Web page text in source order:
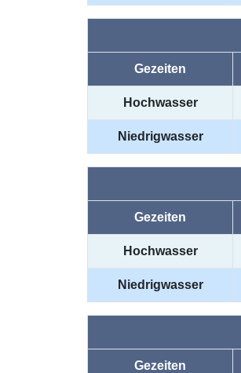
Gezeiten
Hochwasser
Niedrigwasser
Gezeiten
Hochwasser
Niedrigwasser
Gezeiten